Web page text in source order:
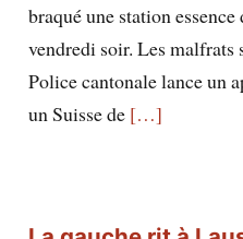
braqué une station
vendredi soir. Les
Police cantonale lance un
un Suisse de […]